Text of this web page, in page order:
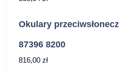
Okulary
87396 8200
816,00 zł